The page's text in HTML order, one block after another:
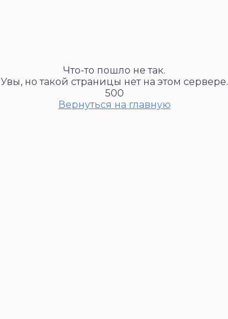
Что-то пошло не так.
Увы, но такой страницы нет на этом сервере.
500
Вернуться на главную